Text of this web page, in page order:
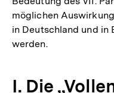
möglichen
in Deutschland und in
werden.
I. Die